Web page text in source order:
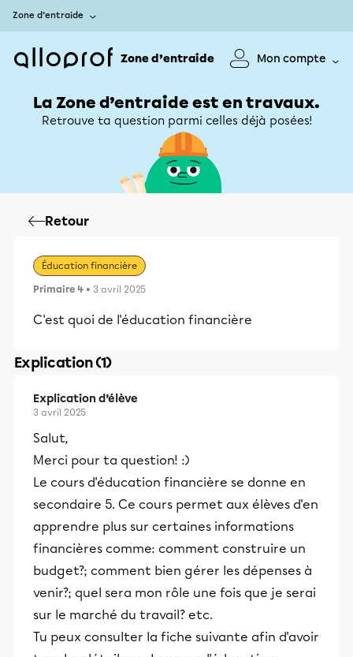
Zone d’entraide
Zone d’entraide Mon compte
La Zone d’entraide est en travaux.
Retrouve ta question parmi celles déjà posées!
Retour
Éducation financière
Primaire 4 • 3 avril 2025
C'est quoi de l'éducation financière
Explication (1)
Explication d’élève
3 avril 2025
Salut,
Merci pour ta question! :)
Le cours d'éducation financière se donne en
secondaire 5. Ce cours permet aux élèves d'en
apprendre plus sur certaines informations
financières comme: comment construire un
budget?; comment bien gérer les dépenses à
venir?; quel sera mon rôle une fois que je serai
sur le marché du travail? etc.
Tu peux consulter la fiche suivante afin d'avoir